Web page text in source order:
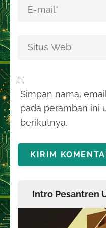
Simpan nama,
pada peramban ini
berikutnya.
Intro Pesantren